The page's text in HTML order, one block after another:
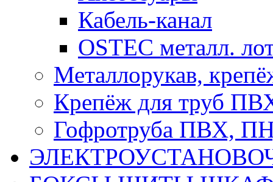
Кабель-канал
OSTEC металл.
Металлорукав,
Крепёж для труб
Гофротруба ПВХ,